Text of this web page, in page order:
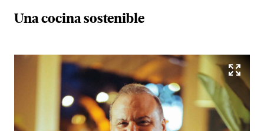
Una cocina sostenible